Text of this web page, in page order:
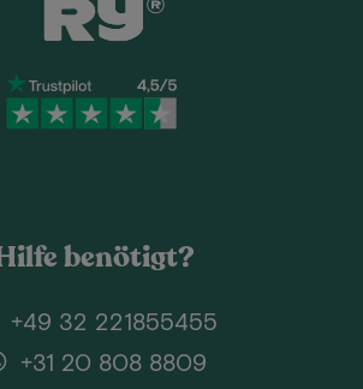
benötigt?
+49 32 221855455
+31 20 808 8809